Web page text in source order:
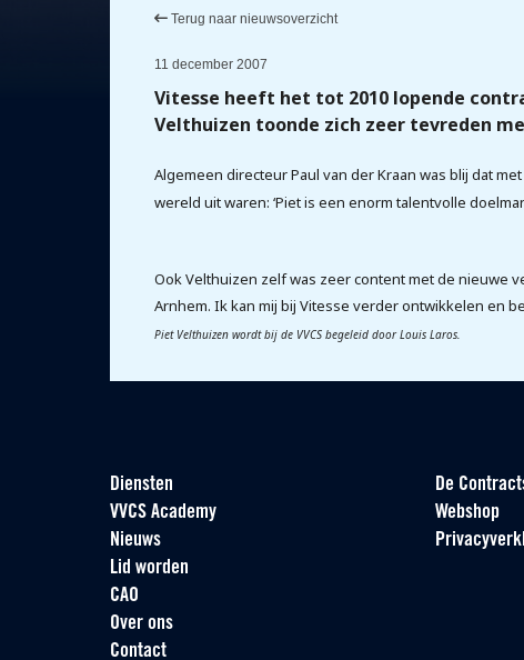
Terug naar nieuwsoverzicht
11 december 2007
Vitesse heeft het tot 2010 lopende
Velthuizen toonde zich zeer tevreden
Algemeen directeur Paul van der Kraan was blij dat
wereld uit waren: ‘Piet is een enorm talentvolle
Ook Velthuizen zelf was zeer content met de nieuwe
Arnhem. Ik kan mij bij Vitesse verder ontwikkelen en
Piet Velthuizen wordt bij de VVCS begeleid door Louis Laros.
Diensten
VVCS Academy
Nieuws
Lid worden
CAO
Over ons
Contact
De
Webshop